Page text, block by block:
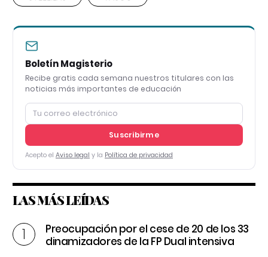
Boletín Magisterio
Recibe gratis cada semana nuestros titulares con las
noticias más importantes de educación
Suscribirme
Acepto el Aviso legal y la Política de privacidad
LAS MÁS LEÍDAS
Preocupación por el cese de 20 de los 33
dinamizadores de la FP Dual intensiva